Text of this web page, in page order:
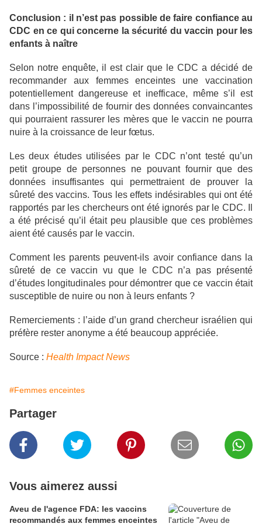
Conclusion : il n’est pas possible de faire confiance au
CDC en ce qui concerne la sécurité du vaccin pour les
enfants à naître
Selon notre enquête, il est clair que le CDC a décidé de
recommander aux femmes enceintes une vaccination
potentiellement dangereuse et inefficace, même s’il est
dans l’impossibilité de fournir des données convaincantes
qui pourraient rassurer les mères que le vaccin ne pourra
nuire à la croissance de leur fœtus.
Les deux études utilisées par le CDC n’ont testé qu’un
petit groupe de personnes ne pouvant fournir que des
données insuffisantes qui permettraient de prouver la
sûreté des vaccins. Tous les effets indésirables qui ont été
rapportés par les chercheurs ont été ignorés par le CDC. Il
a été précisé qu’il était peu plausible que ces problèmes
aient été causés par le vaccin.
Comment les parents peuvent-ils avoir confiance dans la
sûreté de ce vaccin vu que le CDC n’a pas présenté
d’études longitudinales pour démontrer que ce vaccin était
susceptible de nuire ou non à leurs enfants ?
Remerciements : l’aide d’un grand chercheur israélien qui
préfère rester anonyme a été beaucoup appréciée.
Source : Health Impact News
#Femmes enceintes
Partager
Vous aimerez aussi
Aveu de l'agence FDA: les vaccins
recommandés aux femmes enceintes